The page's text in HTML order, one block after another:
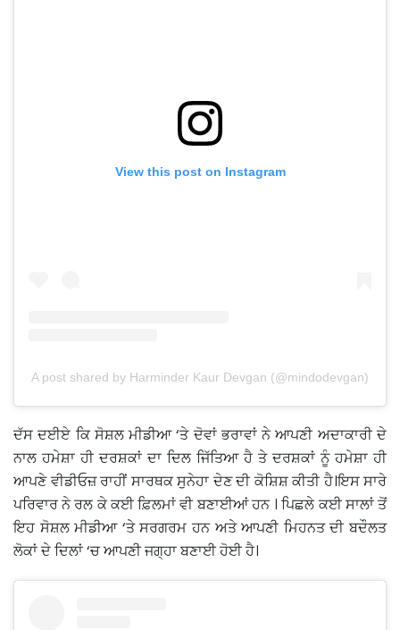
View this post on Instagram
A post shared by Harminder Kaur Devgan (@mindodevgan)
ਦੱਸ ਦਈਏ ਕਿ ਸੋਸ਼ਲ ਮੀਡੀਆ ‘ਤੇ ਦੋਵਾਂ ਭਰਾਵਾਂ ਨੇ ਆਪਣੀ ਅਦਾਕਾਰੀ ਦੇ
ਨਾਲ ਹਮੇਸ਼ਾ ਹੀ ਦਰਸ਼ਕਾਂ ਦਾ ਦਿਲ ਜਿੱਤਿਆ ਹੈ ਤੇ ਦਰਸ਼ਕਾਂ ਨੂੰ ਹਮੇਸ਼ਾ ਹੀ
ਆਪਣੇ ਵੀਡੀਓਜ਼ ਰਾਹੀਂ ਸਾਰਥਕ ਸੁਨੇਹਾ ਦੇਣ ਦੀ ਕੋਸ਼ਿਸ਼ ਕੀਤੀ ਹੈ।ਇਸ ਸਾਰੇ
ਪਰਿਵਾਰ ਨੇ ਰਲ ਕੇ ਕਈ ਫ਼ਿਲਮਾਂ ਵੀ ਬਣਾਈਆਂ ਹਨ । ਪਿਛਲੇ ਕਈ ਸਾਲਾਂ ਤੋਂ
ਇਹ ਸੋਸ਼ਲ ਮੀਡੀਆ ‘ਤੇ ਸਰਗਰਮ ਹਨ ਅਤੇ ਆਪਣੀ ਮਿਹਨਤ ਦੀ ਬਦੌਲਤ
ਲੋਕਾਂ ਦੇ ਦਿਲਾਂ ‘ਚ ਆਪਣੀ ਜਗ੍ਹਾ ਬਣਾਈ ਹੋਈ ਹੈ।